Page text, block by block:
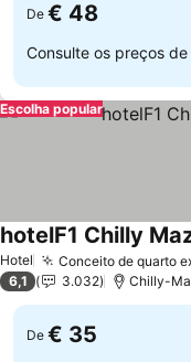
De € 48
Consulte os preços de
Escolha popular
Hotel Conceito de quarto
hotelF1 Chilly
6,1 3.032 Chilly-
De € 35